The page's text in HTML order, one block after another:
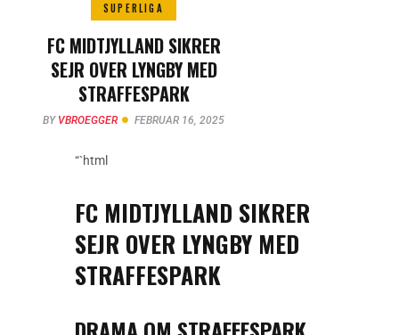
SUPERLIGA
FC MIDTJYLLAND SIKRER
SEJR OVER LYNGBY MED
STRAFFESPARK
BY VBROEGGER FEBRUAR 16, 2025
“`html
FC MIDTJYLLAND SIKRER
SEJR OVER LYNGBY MED
STRAFFESPARK